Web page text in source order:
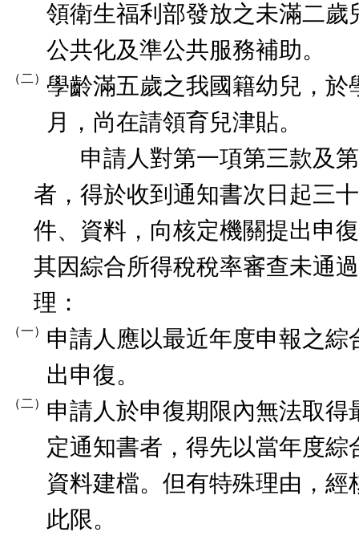
領衛生福利部發放之未滿二歲
公共化及準公共服務補助。
（二） 學齡滿五歲之我國籍幼兒，
月，尚在請領育兒津貼。
申請人對第一項第三款及第
者，得於收到通知書次日起三
件、資料，向核定機關提出申
其因綜合所得稅稅率審查未通
理：
（一） 申請人應以最近年度申報之
出申復。
（二） 申請人於申復期限內無法取
定通知書者，得先以當年度
資料建檔。但有特殊理由，
此限。